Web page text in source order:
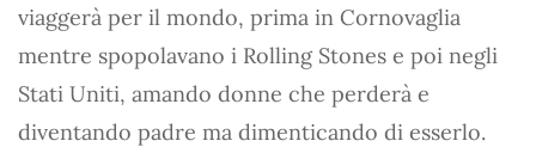
viaggerà per il mondo, prima in Cornovaglia
mentre spopolavano i Rolling Stones e poi negli
Stati Uniti, amando donne che perderà e
diventando padre ma dimenticando di esserlo.